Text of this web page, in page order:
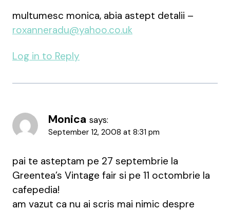
multumesc monica, abia astept detalii –
roxanneradu@yahoo.co.uk
Log in to Reply
Monica says:
September 12, 2008 at 8:31 pm
pai te asteptam pe 27 septembrie la
Greentea’s Vintage fair si pe 11 octombrie la
cafepedia!
am vazut ca nu ai scris mai nimic despre